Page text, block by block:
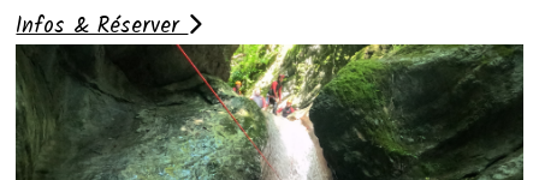
Infos & Réserver